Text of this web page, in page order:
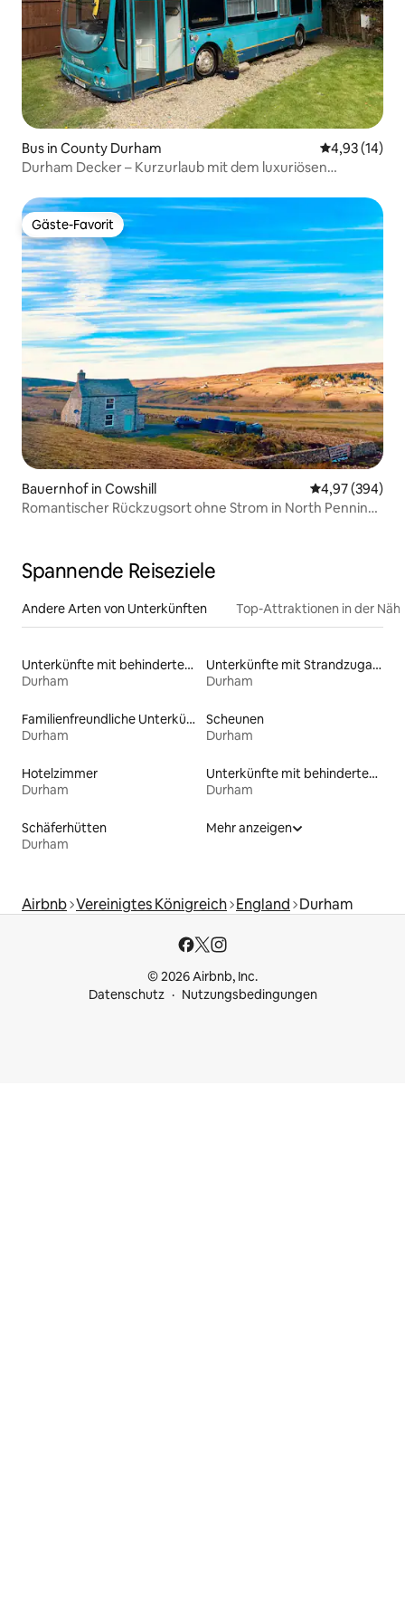
Bus in County Durham
4,93 (14)
Durham Decker – Kurzurlaub mit dem luxuriösen
Gäste-Favorit
Gäste-Favorit
Bauernhof in Cowshill
4,97 (394)
Romantischer Rückzugsort ohne Strom in North Pennines
Spannende Reiseziele
Andere Arten von Unterkünften Top-Attraktionen in der
Unterkünfte mit behindertengerechtem WC
Durham
Unterkünfte mit Strandzugang
Durham
Familienfreundliche Unterkünfte
Durham
Scheunen
Durham
Hotelzimmer
Durham
Unterkünfte mit behindertengerechtem Bett
Durham
Schäferhütten
Durham
Mehr anzeigen
Airbnb Vereinigtes Königreich England Durham
© 2026 Airbnb, Inc.
Datenschutz
Nutzungsbedingungen